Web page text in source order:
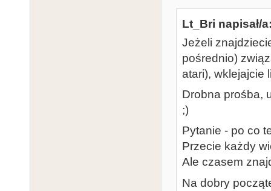
Lt_Bri napisał/
Jeżeli
pośrednio)
atari), wklejajcie
Drobna prośba,
;)
Pytanie - po co
Przecie każdy
Ale czasem
Na dobry